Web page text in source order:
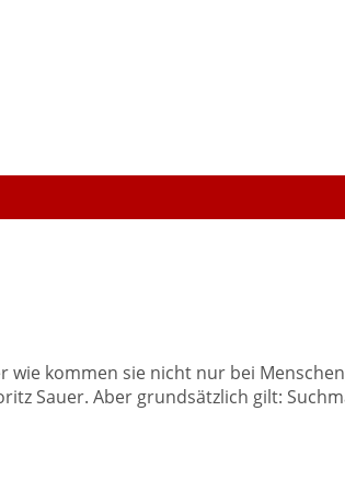
wie kommen sie nicht nur bei
Sauer. Aber grundsätzlich gilt: